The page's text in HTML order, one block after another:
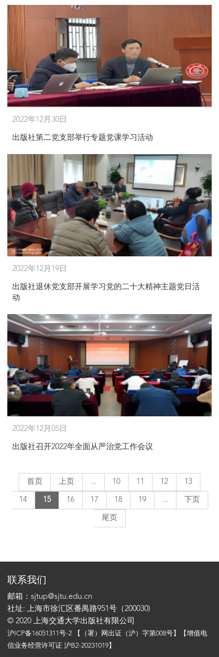
2022年12月30日
出版社第二党支部举行专题党课学习活动
2022年12月19日
出版社退休党支部开展学习党的二十大精神主题党日活
动
2022年12月05日
出版社召开2022年全面从严治党工作会议
首页 上页 ... 10 11 12 13
14 15 16 17 18 19 ... 下页
尾页
联系我们
邮箱：sjtup@sjtu.edu.cn
社址: 上海市徐汇区番禺路951号（200030)
© 2020 上海交通大学出版社有限公司
沪ICP备16051311号-2 【（署）网出证（沪）字第008号】【增值电
信业务经营许可证 沪B2-20231019】